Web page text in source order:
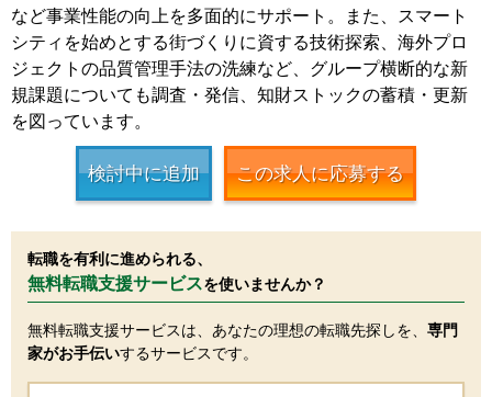
など事業性能の向上を多面的にサポート。また、スマート
シティを始めとする街づくりに資する技術探索、海外プロ
ジェクトの品質管理手法の洗練など、グループ横断的な新
規課題についても調査・発信、知財ストックの蓄積・更新
を図っています。
検討中に追加 この求人に応募する
転職を有利に進められる、
無料転職支援サービスを使いませんか？
無料転職支援サービスは、あなたの理想の転職先探しを、 専門
家がお手伝いするサービスです。